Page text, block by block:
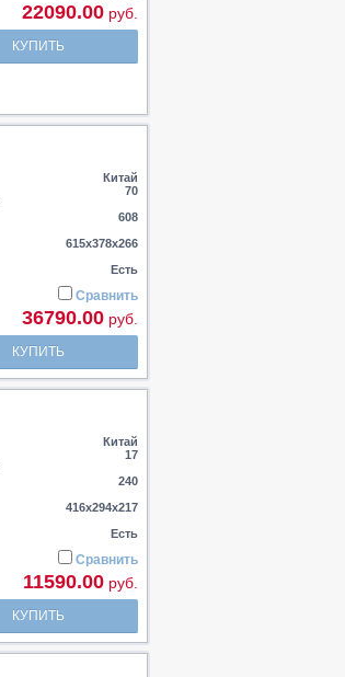
22090.00 руб.
КУПИТЬ
Китай
70
608
615х378х266
Есть
Сравнить
36790.00 руб.
КУПИТЬ
Китай
17
240
416х294х217
Есть
Сравнить
11590.00 руб.
КУПИТЬ